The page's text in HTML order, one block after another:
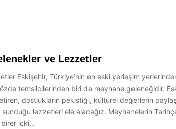
ve Lezzetler
Eskişehir, Türkiye’nin en eski yerleşim
temsilcilerinden biri de meyhane geleneğidir.
dostlukların pekiştiği, kültürel değerlerin
lezzetleri ele alacağız. Meyhanelerin
birer içki…